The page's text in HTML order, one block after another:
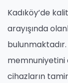
Kadıköy’de
arayışında
bulunmaktadır.
cihazların